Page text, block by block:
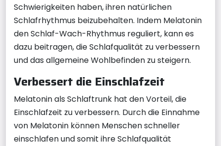
Schwierigkeiten haben, ihren natürlichen
Schlafrhythmus beizubehalten. Indem Melatonin
den Schlaf-Wach-Rhythmus reguliert, kann es
dazu beitragen, die Schlafqualität zu verbessern
und das allgemeine Wohlbefinden zu steigern.
Verbessert die Einschlafzeit
Melatonin als Schlaftrunk hat den Vorteil, die
Einschlafzeit zu verbessern. Durch die Einnahme
von Melatonin können Menschen schneller
einschlafen und somit ihre Schlafqualität